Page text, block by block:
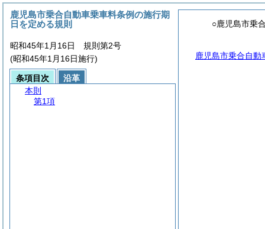
○鹿児島市乗
鹿児島市乗合自動
鹿児島市乗合自動車乗車料条例の施行期
日を定める規則
昭和45年1月16日 規則第2号
(昭和45年1月16日施行)
条項目次
沿革
本則
第1項